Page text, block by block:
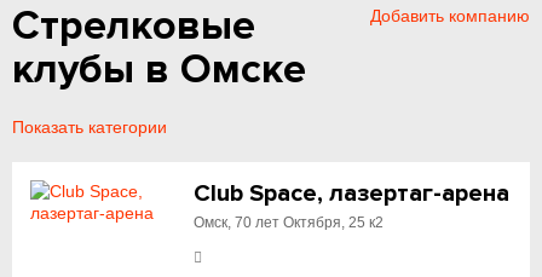
Добавить компанию
Стрелковые
клубы в Омске
Показать категории
Club Space, лазертаг-арена
Омск, 70 лет Октября, 25 к2